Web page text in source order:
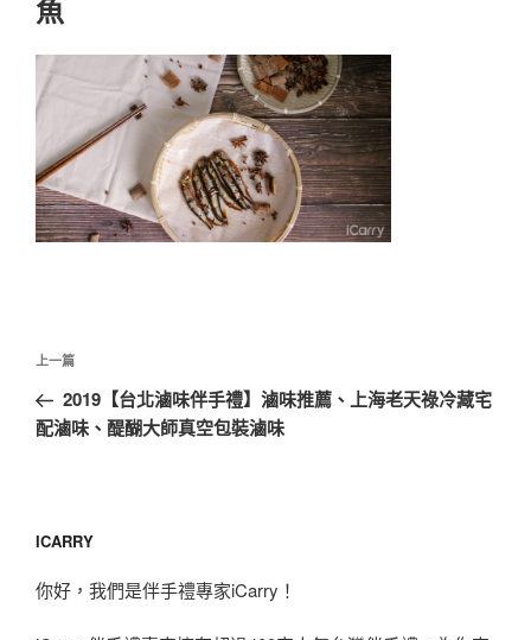
魚
文
導
覽
上
一
篇
上一篇
2019【台北滷味伴手禮】滷味推薦、上海老天祿冷藏宅
配滷味、醍醐大師真空包裝滷味
ICARRY
你好，我們是伴手禮專家iCarry！